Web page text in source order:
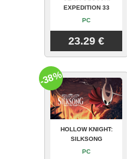
EXPEDITION 33
PC
23.29 €
HOLLOW KNIGHT:
SILKSONG
PC
-38%